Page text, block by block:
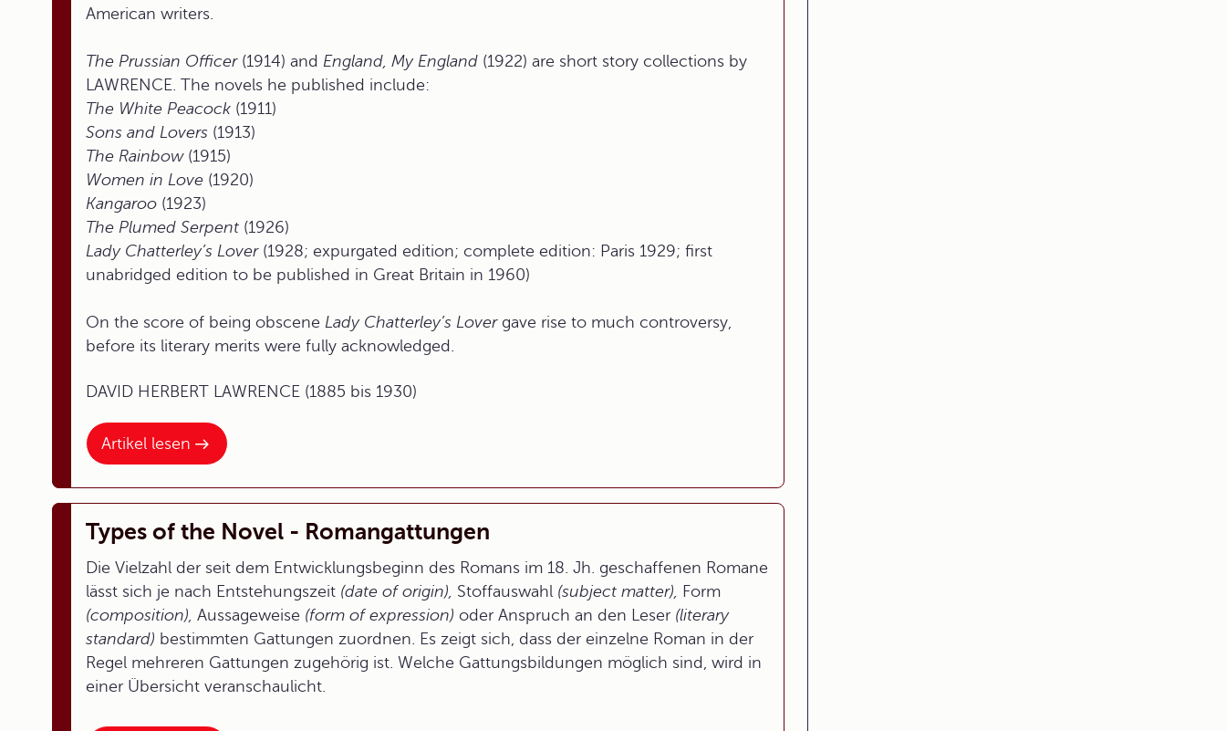
Artikel lesen
American writers.
The Prussian Officer(1914) and England, My England (1922) are short story collections by
LAWRENCE. The novels he published include:
The White Peacock (1911)
Sons and Lovers (1913)
The Rainbow(1915)
Women in Love (1920)
Kangaroo (1923)
The Plumed Serpent (1926)
Lady Chatterley’s Lover(1928; expurgated edition; complete edition: Paris 1929; first
unabridged edition to be published in Great Britain in 1960)
On the score of being obscene Lady Chatterley’s Lovergave rise to much controversy,
before its literary merits were fully acknowledged.
DAVID HERBERT LAWRENCE (1885 bis 1930)
Types of the Novel - Romangattungen
Die Vielzahl der seit dem Entwicklungsbeginn des Romans im 18. Jh. geschaffenen Romane
lässt sich je nach Entstehungszeit (date of origin), Stoffauswahl (subject matter), Form
(composition), Aussageweise (form of expression) oder Anspruch an den Leser (literary
standard) bestimmten Gattungen zuordnen. Es zeigt sich, dass der einzelne Roman in der
Regel mehreren Gattungen zugehörig ist. Welche Gattungsbildungen möglich sind, wird in
einer Übersicht veranschaulicht.